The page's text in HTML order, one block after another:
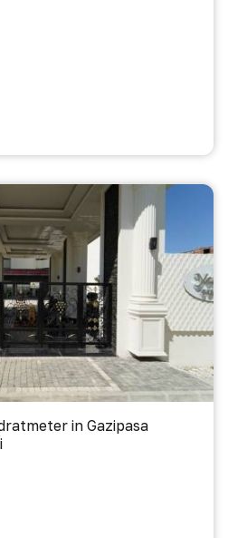
in Gazipasa